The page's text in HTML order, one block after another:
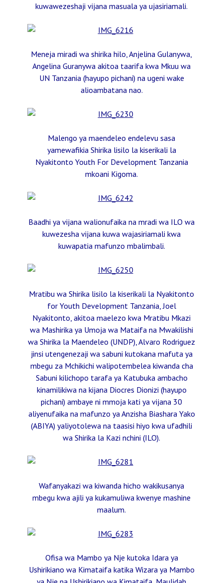
kuwawezeshaji vijana masuala ya ujasiriamali.
Meneja miradi wa shirika hilo, Anjelina Gulanywa,
Angelina Guranywa akitoa taarifa kwa Mkuu wa
UN Tanzania (hayupo pichani) na ugeni wake
alioambatana nao.
Malengo ya maendeleo endelevu sasa
yamewafikia Shirika lisilo la kiserikali la
Nyakitonto Youth For Development Tanzania
mkoani Kigoma.
Baadhi ya vijana walionufaika na mradi wa ILO wa
kuwezesha vijana kuwa wajasiriamali kwa
kuwapatia mafunzo mbalimbali.
Mratibu wa Shirika lisilo la kiserikali la Nyakitonto
for Youth Development Tanzania, Joel
Nyakitonto, akitoa maelezo kwa Mratibu Mkazi
wa Mashirika ya Umoja wa Mataifa na Mwakilishi
wa Shirika la Maendeleo (UNDP), Alvaro Rodriguez
jinsi utengenezaji wa sabuni kutokana mafuta ya
mbegu za Mchikichi walipotembelea kiwanda cha
Sabuni kilichopo tarafa ya Katubuka ambacho
kinamilikiwa na kijana Diocres Dionizi (hayupo
pichani) ambaye ni mmoja kati ya vijana 30
aliyenufaika na mafunzo ya Anzisha Biashara Yako
(ABIYA) yaliyotolewa na taasisi hiyo kwa ufadhili
wa Shirika la Kazi nchini (ILO).
Wafanyakazi wa kiwanda hicho wakikusanya
mbegu kwa ajili ya kukamuliwa kwenye mashine
maalum.
Ofisa wa Mambo ya Nje kutoka Idara ya
Ushirikiano wa Kimataifa katika Wizara ya Mambo